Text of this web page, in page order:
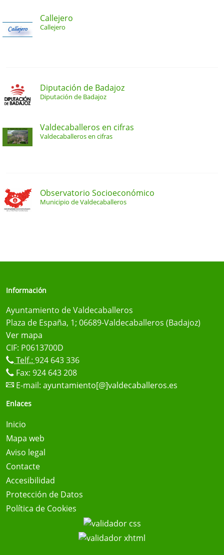
Callejero
Callejero
Diputación de Badajoz
Diputación de Badajoz
Valdecaballeros en cifras
Valdecaballeros en cifras
Observatorio Socioeconómico
Municipio de Valdecaballeros
Información
Ayuntamiento de Valdecaballeros
Plaza de España, 1; 06689-Valdecaballeros (Badajoz)
Ver mapa
CIF: P0613700D
Telf.: 924 643 336
Fax: 924 643 208
E-mail: ayuntamiento[@]valdecaballeros.es
Enlaces
Inicio
Mapa web
Aviso legal
Contacte
Accesibilidad
Protección de Datos
Política de Cookies